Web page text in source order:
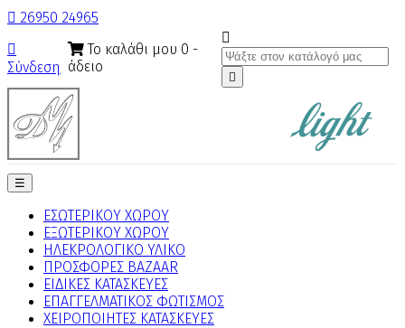
 26950 24965

Σύνδεση
Το καλάθι μου 0 -
άδειο


Toggle
navigation
☰
ΕΣΩΤΕΡΙΚΟΥ ΧΩΡΟΥ
ΕΞΩΤΕΡΙΚΟΥ ΧΩΡΟΥ
ΗΛΕΚΡΟΛΟΓΙΚΟ ΥΛΙΚΟ
ΠΡΟΣΦΟΡΕΣ BAZAAR
ΕΙΔΙΚΕΣ ΚΑΤΑΣΚΕΥΕΣ
ΕΠΑΓΓΕΛΜΑΤΙΚΟΣ ΦΩΤΙΣΜΟΣ
ΧΕΙΡΟΠΟΙΗΤΕΣ ΚΑΤΑΣΚΕΥΕΣ